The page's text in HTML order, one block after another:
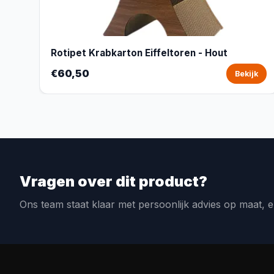
Rotipet Krabkarton Eiffeltoren - Hout
€60,50 Bekijk
Vragen over dit product?
Ons team staat klaar met persoonlijk advies op maat,